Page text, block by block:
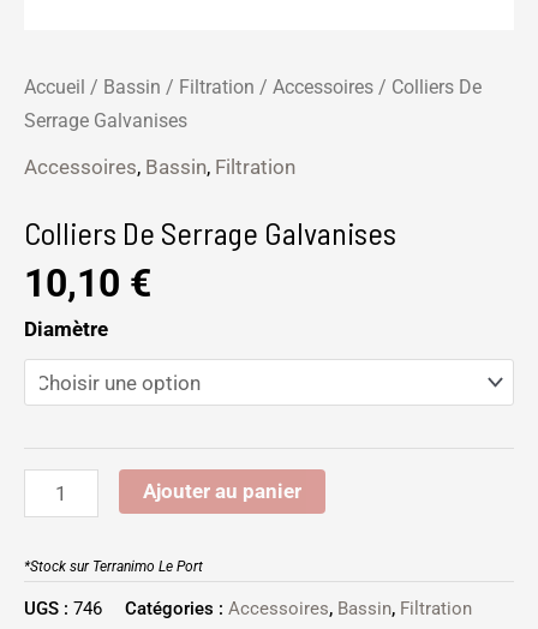
Accueil / Bassin / Filtration / Accessoires / Colliers De
Serrage Galvanises
Accessoires, Bassin, Filtration
Colliers De Serrage Galvanises
10,10 €
Diamètre
Ajouter au panier
*Stock sur Terranimo Le Port
UGS : 746 Catégories : Accessoires, Bassin, Filtration